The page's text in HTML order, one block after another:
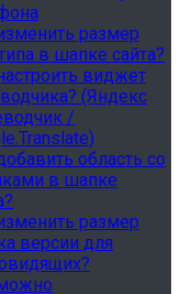
размер
в шапке сайта?
виджет
(Яндекс
/
область со
в шапке
размер
версии для